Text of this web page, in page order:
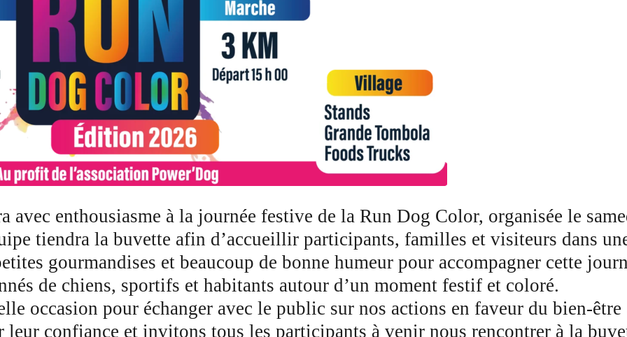
avec enthousiasme à la journée festive de la Run Dog Color, organisée le
tiendra la buvette afin d’accueillir participants, familles et visiteurs dans
gourmandises et beaucoup de bonne humeur pour accompagner cette
de chiens, sportifs et habitants autour d’un moment festif et coloré.
occasion pour échanger avec le public sur nos actions en faveur du bien-
leur confiance et invitons tous les participants à venir nous rencontrer à la